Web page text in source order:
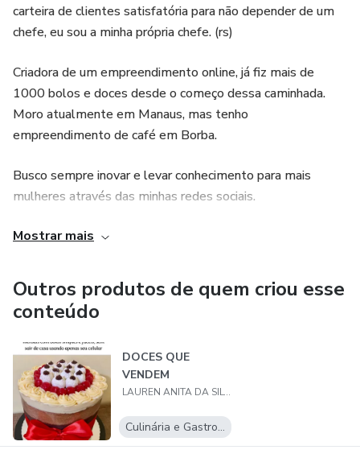
carteira de clientes satisfatória para não depender de um
chefe, eu sou a minha própria chefe. (rs)
Criadora de um empreendimento online, já fiz mais de
1000 bolos e doces desde o começo dessa caminhada.
Moro atualmente em Manaus, mas tenho
empreendimento de café em Borba.
Busco sempre inovar e levar conhecimento para mais
mulheres através das minhas redes sociais.
Me dedico hoje a construir um negócio de sucesso na
emprender.
Mostrar mais
Outros produtos de quem criou esse
conteúdo
DOCES QUE
VENDEM
LAUREN ANITA DA SILVA PARENTE
Culinária e Gastronomia